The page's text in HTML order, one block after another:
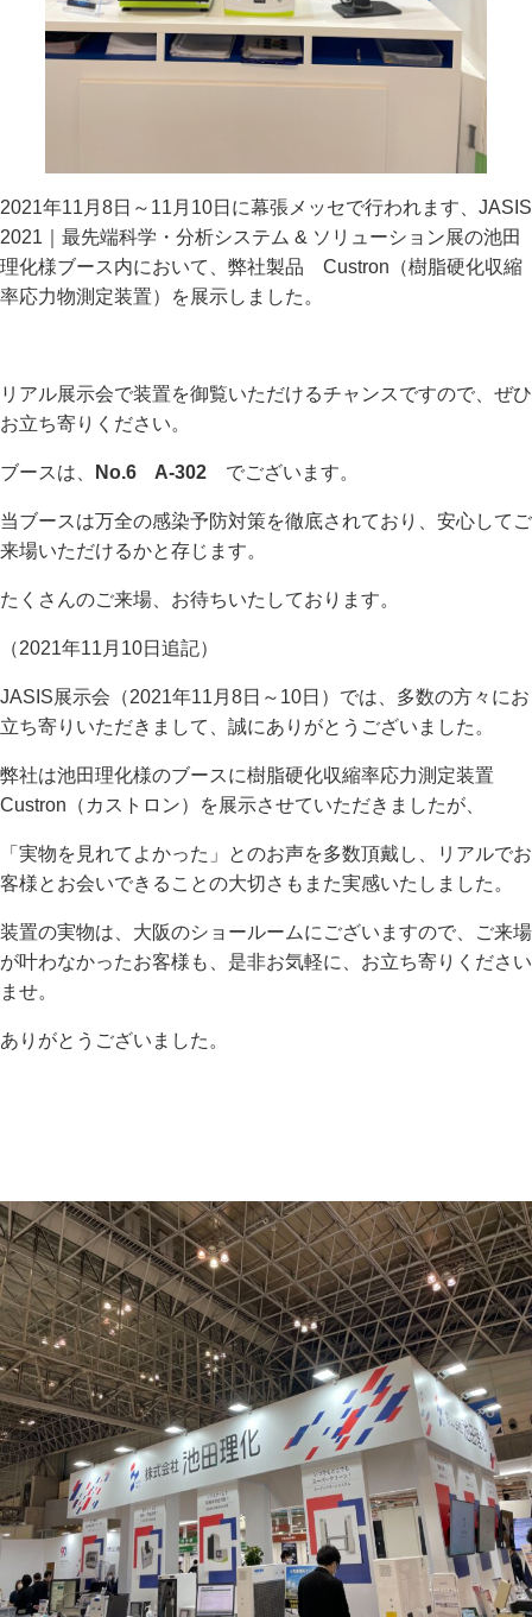
2021年11月8日～11月10日に幕張メッセで行われます、JASIS
2021｜最先端科学・分析システム & ソリューション展の池田
理化様ブース内において、弊社製品 Custron（樹脂硬化収縮
率応力物測定装置）を展示しました。
リアル展示会で装置を御覧いただけるチャンスですので、ぜひ
お立ち寄りください。
ブースは、 No.6 A-302 でございます。
当ブースは万全の感染予防対策を徹底されており、安心してご
来場いただけるかと存じます。
たくさんのご来場、お待ちいたしております。
（2021年11月10日追記）
JASIS展示会（2021年11月8日～10日）では、多数の方々にお
立ち寄りいただきまして、誠にありがとうございました。
弊社は池田理化様のブースに樹脂硬化収縮率応力測定装置
Custron（カストロン）を展示させていただきましたが、
「実物を見れてよかった」とのお声を多数頂戴し、リアルでお
客様とお会いできることの大切さもまた実感いたしました。
装置の実物は、大阪のショールームにございますので、ご来場
が叶わなかったお客様も、是非お気軽に、お立ち寄りください
ませ。
ありがとうございました。